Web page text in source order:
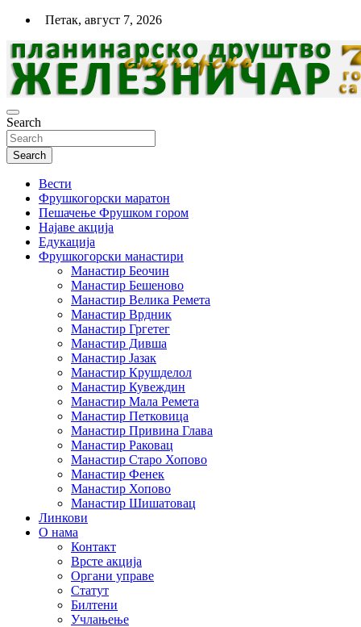
Skip
content
Петак, август 7, 2026
Планинарско спортско друштво
"Железничар"- Нови Сад
Search
Search
Вести
Фрушкогорски маратон
Пешачење Фрушком гором
Најаве акција
Едукација
Фрушкогорски манастири
Манастир Беочин
Манастир Бешеново
Манастир Велика Ремета
Манастир Врдник
Манастир Гргетег
Манастир Дивша
Манастир Јазак
Манастир Крушделол
Манастир Кувеждин
Манастир Мала Ремета
Манастир Петковица
Манастир Привина Глава
Манастир Раковац
Манастир Старо Хопово
Манастир Фенек
Манастир Хопово
Манастир Шишатовац
Линкови
О нама
Контакт
Врсте акција
Органи управе
Статут
Билтени
Учлањење